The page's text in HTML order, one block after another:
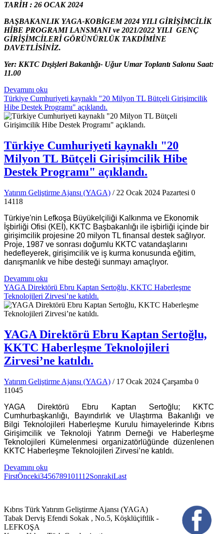
TARİH : 26 OCAK 2024
BAŞBAKANLIK YAGA-KOBİGEM 2024 YILI GİRİŞİMCİLİK
HİBE PROGRAMI LANSMANI ve 2021/2022 YILI GENÇ
GİRİŞİMCİLERİ GÖRÜNÜRLÜK TAKDİMİNE
DAVETLİSİNİZ.
Yer: KKTC Dışişleri Bakanlığı- Uğur Umar Toplantı Salonu Saat:
11.00
Devamını oku
Türkiye Cumhuriyeti kaynaklı "20 Milyon TL Bütçeli Girişimcilik
Hibe Destek Programı" açıklandı.
Türkiye Cumhuriyeti kaynaklı "20
Milyon TL Bütçeli Girişimcilik Hibe
Destek Programı" açıklandı.
Yatırım Geliştirme Ajansı (YAGA) / 22 Ocak 2024 Pazartesi 0
14118
Türkiye'nin Lefkoşa Büyükelçiliği Kalkınma ve Ekonomik
İşbirliği Ofisi (KEİ), KKTC Başbakanlığı ile işbirliği içinde bir
girişimcilik projesine 20 milyon TL finansal destek sağlıyor.
Proje, 1987 ve sonrası doğumlu KKTC vatandaşlarını
hedefleyerek, girişimcilik ve iş kurma konusunda eğitim,
danışmanlık ve hibe desteği sunmayı amaçlıyor.
Devamını oku
YAGA Direktörü Ebru Kaptan Sertoğlu, KKTC Haberleşme
Teknolojileri Zirvesi’ne katıldı.
YAGA Direktörü Ebru Kaptan Sertoğlu,
KKTC Haberleşme Teknolojileri
Zirvesi’ne katıldı.
Yatırım Geliştirme Ajansı (YAGA) / 17 Ocak 2024 Çarşamba 0
11045
YAGA Direktörü Ebru Kaptan Sertoğlu; KKTC
Cumhurbaşkanlığı, Bayındırlık ve Ulaştırma Bakanlığı ve
Bilgi Teknolojileri Haberleşme Kurulu himayelerinde Kıbrıs
Girişimcilik ve Teknoloji Yatırım Derneği ve Haberleşme
Teknolojileri Kümelenmesi organizatörlüğünde düzenlenen
KKTC Haberleşme Teknolojileri Zirvesi’ne katıldı.
Devamını oku
FirstÖnceki3456789101112SonrakiLast
Kıbrıs Türk Yatırım Geliştirme Ajansı (YAGA)
Tabak Derviş Efendi Sokak , No.5, Köşklüçiftlik -
LEFKOŞA